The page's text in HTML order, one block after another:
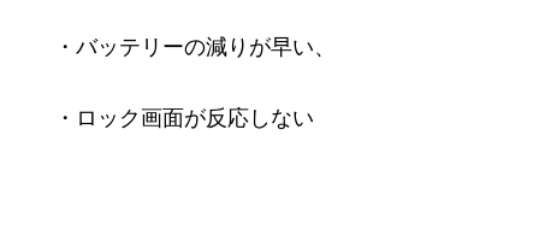
・バッテリーの減りが早い、
・ロック画面が反応しない